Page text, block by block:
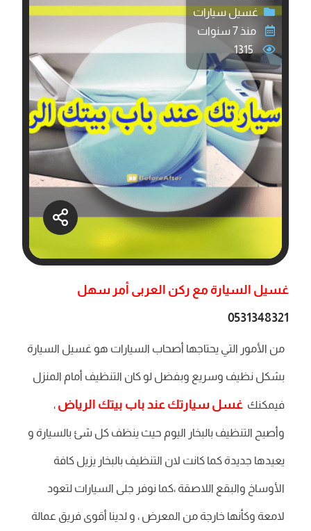
غسيل سيارات
منذ 7 سنوات
غسيل السيارة مع ركن العربى أمر سهل
0531348321
من الأمور التي يحتاجها أصحاب السيارات هو غسيل السيارة
بشكل نظيف وسريع وبفضل لو كان التنظيف أمام المنزل
فيمكنكغسل سيارتك عند باب بيتك الرياض ،
وأصبح التنظيف بالبخار اليوم حيث ينظف كل شئ بالسيارة و
يعيدها جديدة كما كانت لان التنظيف بالبخار يزيل كافة
الأوساخ والبقع اللاصقة ،كما نوفر جلى السيارات لتعود
لامعة وكأنها خارجة من المعرض ، و لدينا أقوى فريق عمالة